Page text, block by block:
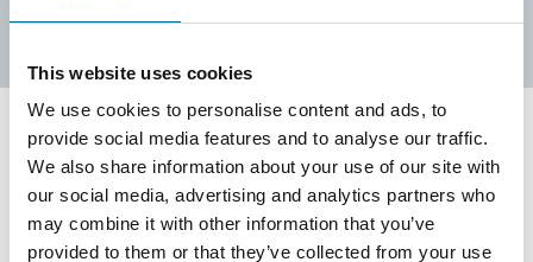
This website uses cookies
We use cookies to personalise content and ads, to
provide social media features and to analyse our traffic.
We also share information about your use of our site with
our social media, advertising and analytics partners who
may combine it with other information that you’ve
provided to them or that they’ve collected from your use
Kontaktieren Sie unsere
Spezialisten